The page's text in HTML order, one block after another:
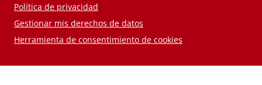
Política de privacidad
Gestionar mis derechos de datos
Herramienta de consentimiento de cookies